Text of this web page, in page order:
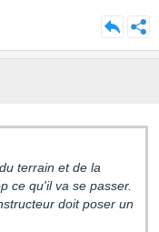
terrain et de la
ce qu'il va se passer.
doit poser un